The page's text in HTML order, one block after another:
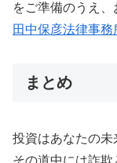
をご準備のうえ、
田中保彦法律事務
まとめ
投資はあなたの未
その道中には詐